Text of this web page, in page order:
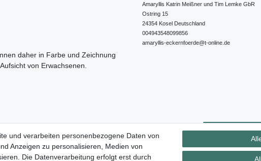
daher in Farbe und Zeichnung
von Erwachsenen.
Amaryllis Katrin Meißner und Tim Lemke GbR
Ostring 15
24354 Kosel Deutschland
004943548099856
amaryllis-eckernfoerde@t-online.de
Widerrufs­recht Vertrag
und verarbeiten personenbezogene Daten von
Anzeigen zu personalisieren, Medien von
Die Datenverarbeitung erfolgt erst durch